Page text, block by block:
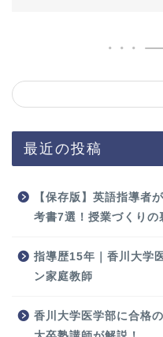
最近の投稿
【保存版】英語指導者
考書7選！授業づくりの
指導歴15年｜香川大学
ン家庭教師
香川大学医学部に合格